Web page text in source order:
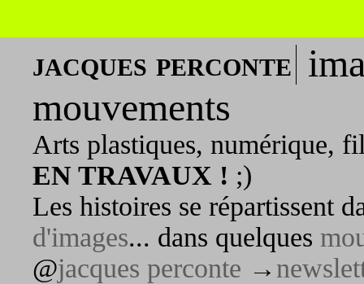
jacques perconte
mouvements
Arts plastiques, numérique,
EN TRAVAUX ! ;)
Les histoires se répartissent
d'images... dans quelques
@jacques perconte →